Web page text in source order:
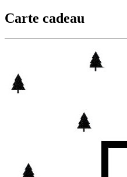
Carte cadeau